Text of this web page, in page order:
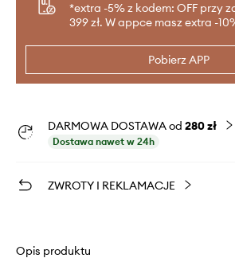
*extra -5% z kodem: OFF przy
399 zł. W appce masz extra -
Pobierz APP
DARMOWA DOSTAWA od 280 zł
Dostawa nawet w 24h
ZWROTY I REKLAMACJE
Opis produktu